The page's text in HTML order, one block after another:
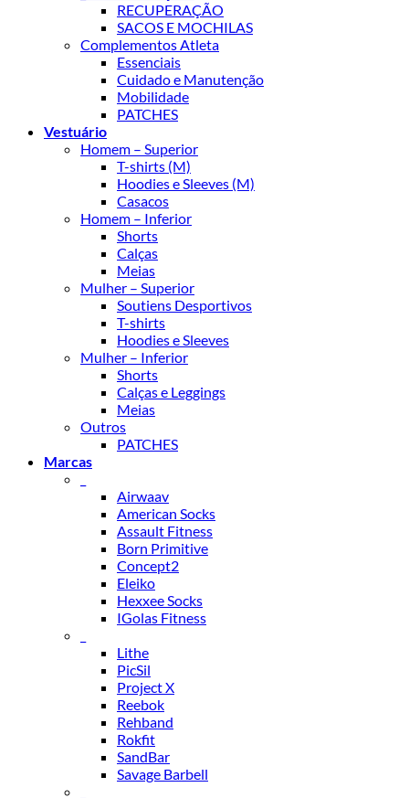
RECUPERAÇÃO
SACOS E MOCHILAS
Complementos Atleta
Essenciais
Cuidado e Manutenção
Mobilidade
PATCHES
Vestuário
Homem – Superior
T-shirts (M)
Hoodies e Sleeves (M)
Casacos
Homem – Inferior
Shorts
Calças
Meias
Mulher – Superior
Soutiens Desportivos
T-shirts
Hoodies e Sleeves
Mulher – Inferior
Shorts
Calças e Leggings
Meias
Outros
PATCHES
Marcas
Airwaav
American Socks
Assault Fitness
Born Primitive
Concept2
Eleiko
Hexxee Socks
IGolas Fitness
Lithe
PicSil
Project X
Reebok
Rehband
Rokfit
SandBar
Savage Barbell